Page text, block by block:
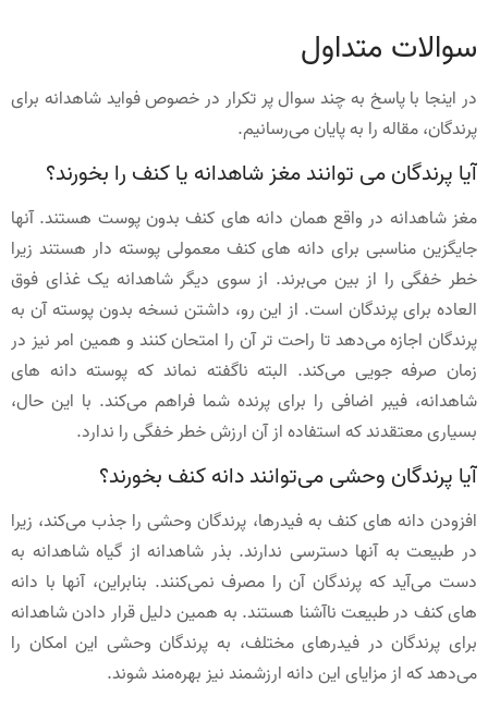
سوالات متداول
در اینجا با پاسخ به چند سوال پر تکرار در خصوص فواید شاهدانه برای
پرندگان، مقاله را به پایان می‌رسانیم.
آیا پرندگان می توانند مغز شاهدانه یا کنف را بخورند؟
مغز شاهدانه در واقع همان دانه های کنف بدون پوست هستند. آنها
جایگزین مناسبی برای دانه های کنف معمولی پوسته دار هستند زیرا
خطر خفگی را از بین می‌برند. از سوی دیگر شاهدانه یک غذای فوق
العاده برای پرندگان است. از این رو، داشتن نسخه بدون پوسته آن به
پرندگان اجازه می‌دهد تا راحت تر آن را امتحان کنند و همین امر نیز در
زمان صرفه جویی می‌کند. البته ناگفته نماند که پوسته دانه های
شاهدانه، فیبر اضافی را برای پرنده شما فراهم می‌کند. با این حال،
بسیاری معتقدند که استفاده از آن ارزش خطر خفگی را ندارد.
آیا پرندگان وحشی می‌توانند دانه کنف بخورند؟
افزودن دانه های کنف به فیدرها، پرندگان وحشی را جذب می‌کند، زیرا
در طبیعت به آنها دسترسی ندارند. بذر شاهدانه از گیاه شاهدانه به
دست می‌آید که پرندگان آن را مصرف نمی‌کنند. بنابراین، آنها با دانه
های کنف در طبیعت ناآشنا هستند. به همین دلیل قرار دادن شاهدانه
برای پرندگان در فیدرهای مختلف، به پرندگان وحشی این امکان را
می‌دهد که از مزایای این دانه ارزشمند نیز بهره‌مند شوند.